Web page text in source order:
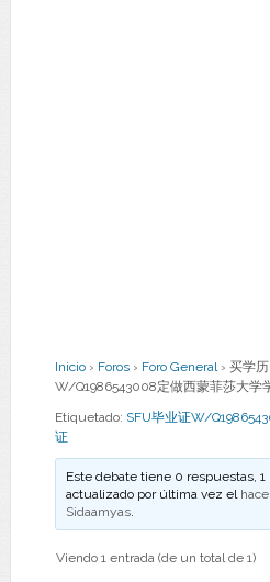
Inicio › Foros › Foro General › 买学
W/Q1986543008定做西蒙菲莎大学
Etiquetado: SFU毕业证W/
证
Este debate tiene 0 respuestas,
actualizado por última vez el
Sidaamyas.
Viendo 1 entrada (de un total de 1)